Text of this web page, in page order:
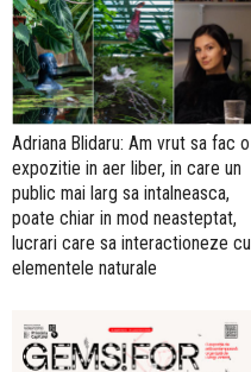
Adriana Blidaru: Am vrut sa fac o
expozitie in aer liber, in care un
public mai larg sa intalneasca,
poate chiar in mod neasteptat,
lucrari care sa interactioneze cu
elementele naturale